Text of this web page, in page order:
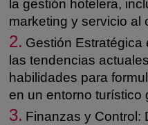
la gestión hotelera,
marketing y servicio al
2. Gestión Estratégica
las tendencias
habilidades para
en un entorno turístico
3. Finanzas y Control: